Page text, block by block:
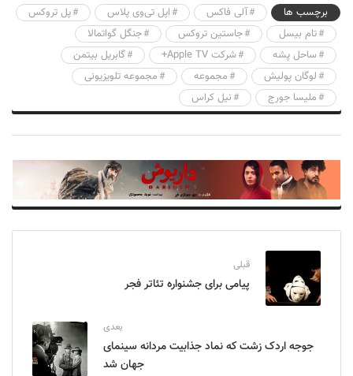
برچسب ها
آلی فاکس اپل تی‌وی پلاس
پل تروکس
تام بیسل
جاستین تروکس
جنگل گواتمالا
ساحل پشه
شرکت Apple TV+
گابریل بیتمن
لوگان پولیش
مجموعه‌
مجموعه تلویزیونی
ملیسا جورج
نیل کراس
قبلی
پیامی برای جشنواره تئاتر فجر
بعدی
جوجه اردک زشت که نماد جذابیت مردانه سینمای
جهان شد